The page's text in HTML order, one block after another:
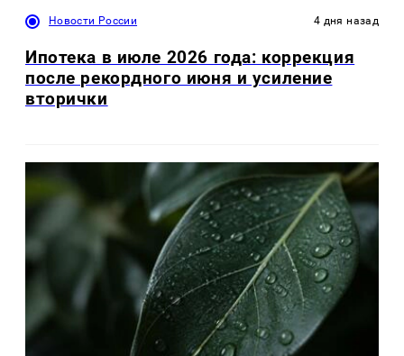
Новости России 4 дня назад
Ипотека в июле 2026 года: коррекция
после рекордного июня и усиление
вторички